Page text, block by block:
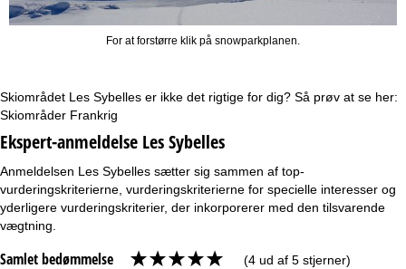
For at forstørre klik på snowparkplanen.
Skiområdet Les Sybelles er ikke det rigtige for dig? Så prøv at se her:
Skiområder Frankrig
Ekspert-anmeldelse Les Sybelles
Anmeldelsen Les Sybelles sætter sig sammen af top-
vurderingskriterierne, vurderingskriterierne for specielle interesser og
yderligere vurderingskriterier, der inkorporerer med den tilsvarende
vægtning.
Samlet bedømmelse (4 ud af 5 stjerner)